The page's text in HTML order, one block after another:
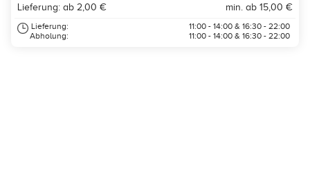
Lieferung: ab 2,00 €
min. ab 15,00 €
Lieferung:
Abholung:
11:00 - 14:00 & 16:30 - 22:00
11:00 - 14:00 & 16:30 - 22:00